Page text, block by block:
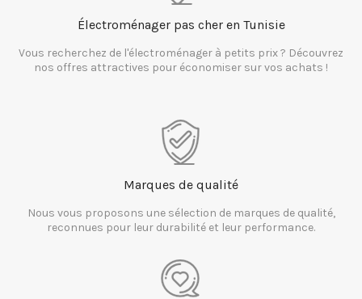
Électroménager pas cher en Tunisie
Vous recherchez de l'électroménager à petits prix ? Découvrez
nos offres attractives pour économiser sur vos achats !
Marques de qualité
Nous vous proposons une sélection de marques de qualité,
reconnues pour leur durabilité et leur performance.